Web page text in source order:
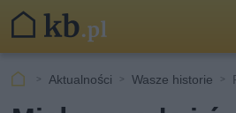
Aktualności Wasze historie